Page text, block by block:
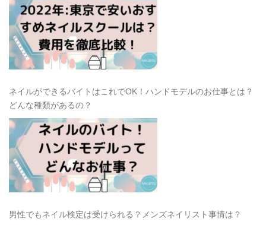
ネイルができるバイトはこれでOK！ハンドモデルのお仕事とは？
どんな種類があるの？
男性でもネイル検定は受けられる？メンズネイリスト事情は？